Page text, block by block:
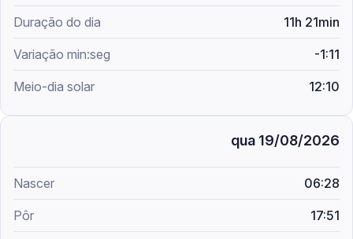
11h 21min
-1:11
12:10
qua 19/08/2026
06:28
17:51